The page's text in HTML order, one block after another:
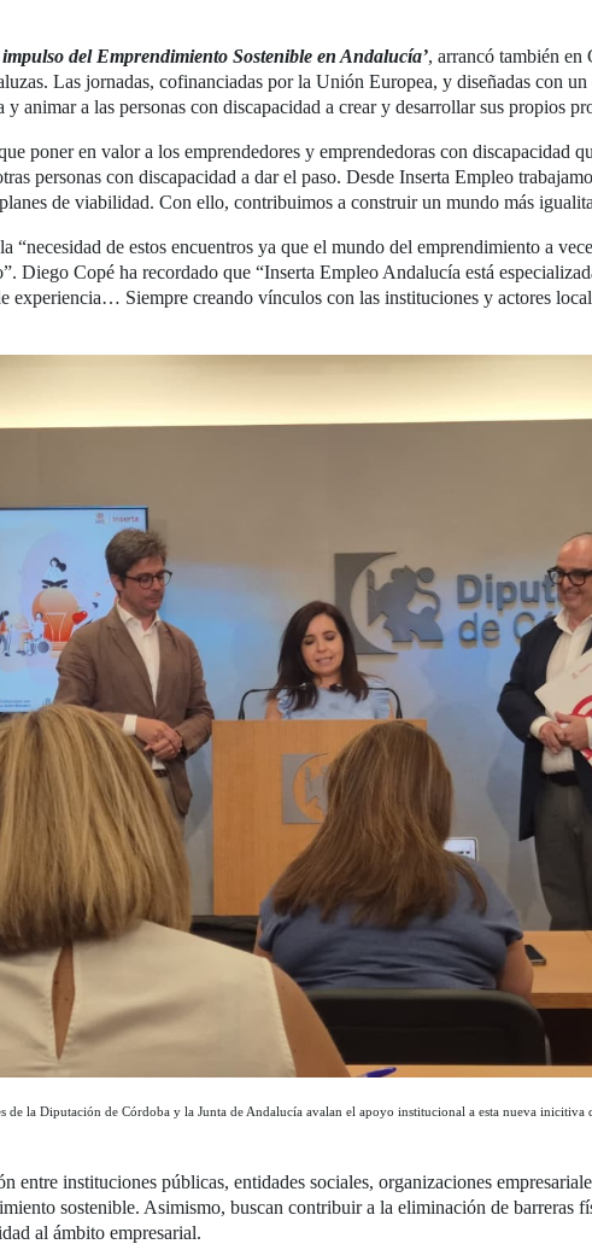
del Emprendimiento Sostenible en Andalucía’, arrancó también en
Las jornadas, cofinanciadas por la Unión Europea, y diseñadas con
animar a las personas con discapacidad a crear y desarrollar sus propios
poner en valor a los emprendedores y emprendedoras con discapacidad
personas con discapacidad a dar el paso. Desde Inserta Empleo
de viabilidad. Con ello, contribuimos a construir un mundo más
“necesidad de estos encuentros ya que el mundo del emprendimiento a
Diego Copé ha recordado que “Inserta Empleo Andalucía está
experiencia… Siempre creando vínculos con las instituciones y actores
de la Diputación de Córdoba y la Junta de Andalucía avalan el apoyo institucional a esta nueva inicitiva
entre instituciones públicas, entidades sociales, organizaciones
sostenible. Asimismo, buscan contribuir a la eliminación de barreras
al ámbito empresarial.